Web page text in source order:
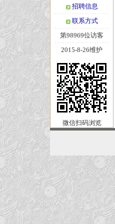
招聘信息
联系方式
第98969位访客
2015-8-26维护
微信扫码浏览